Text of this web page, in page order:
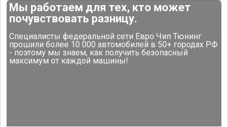
Мы работаем для тех, кто может
почувствовать разницу.
Специалисты федеральной сети Евро Чип Тюнинг
прошили более 10 000 автомобилей в 50+ городах РФ
- поэтому мы знаем, как получить безопасный
максимум от каждой машины!